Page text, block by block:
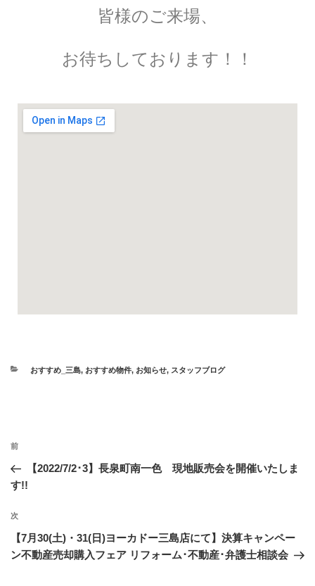
皆様のご来場、
お待ちしております！！
おすすめ_三島, おすすめ物件, お知らせ, スタッフブログ
前
【2022/7/2･3】長泉町南一色 現地販売会を開催いたしま
す!!
次
【7月30(土)・31(日)ヨーカドー三島店にて】決算キャンペー
ン不動産売却購入フェア リフォーム･不動産･弁護士相談会